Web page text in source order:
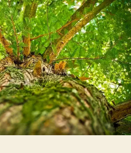
vivant
jusqu’aux
racines
de
l’âme